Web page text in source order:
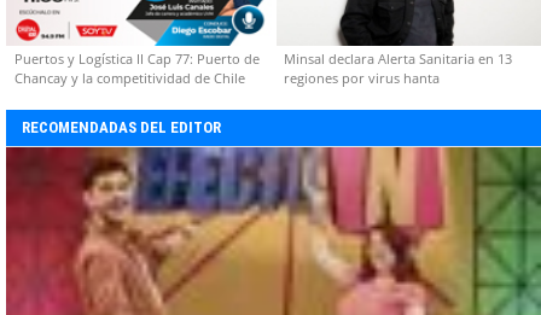
Puertos y Logística II Cap 77: Puerto de
Chancay y la competitividad de Chile
Minsal declara Alerta Sanitaria en 13
regiones por virus hanta
RECOMENDADAS DEL EDITOR